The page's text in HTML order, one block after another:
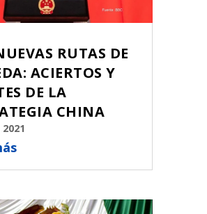
RUTAS DE
ACIERTOS Y
DE LA
CHINA